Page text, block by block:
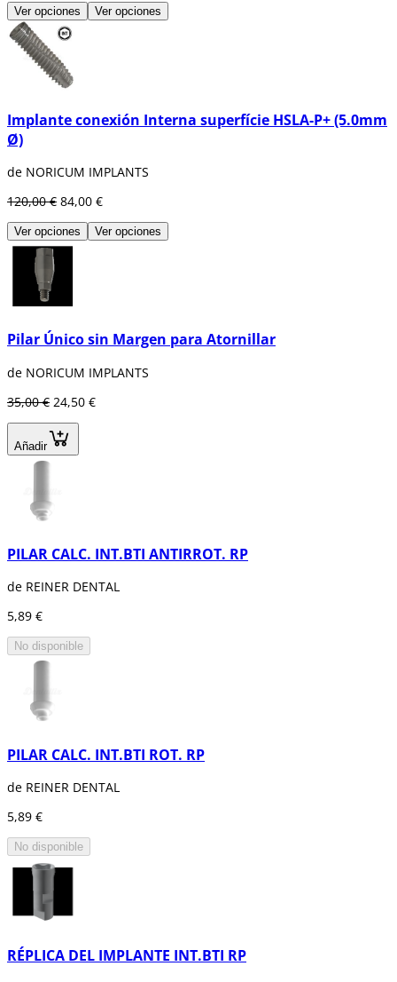
Ver opciones Ver opciones
Implante conexión Interna superfície HSLA-P+ (5.0mm
Ø)
de NORICUM IMPLANTS
120,00 € 84,00 €
Ver opciones Ver opciones
Pilar Único sin Margen para Atornillar
de NORICUM IMPLANTS
35,00 € 24,50 €
Añadir
PILAR CALC. INT.BTI ANTIRROT. RP
de REINER DENTAL
5,89 €
No disponible
PILAR CALC. INT.BTI ROT. RP
de REINER DENTAL
5,89 €
No disponible
RÉPLICA DEL IMPLANTE INT.BTI RP